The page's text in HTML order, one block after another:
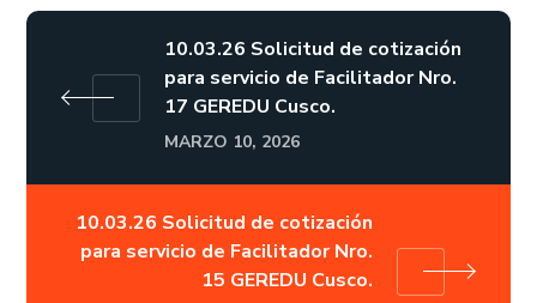
10.03.26 Solicitud de cotización
para servicio de Facilitador Nro.
17 GEREDU Cusco.
MARZO 10, 2026
10.03.26 Solicitud de cotización
para servicio de Facilitador Nro.
15 GEREDU Cusco.